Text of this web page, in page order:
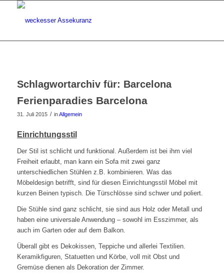
Schlagwortarchiv für: Barcelona
Ferienparadies Barcelona
31. Juli 2015 / inAllgemein
Einrichtungsstil
Der Stil ist schlicht und funktional. Außerdem ist bei ihm viel
Freiheit erlaubt, man kann ein Sofa mit zwei ganz
unterschiedlichen Stühlen z.B. kombinieren. Was das
Möbeldesign betrifft, sind für diesen Einrichtungsstil Möbel mit
kurzen Beinen typisch. Die Türschlösse sind schwer und poliert.
Die Stühle sind ganz schlicht, sie sind aus Holz oder Metall und
haben eine universale Anwendung – sowohl im Esszimmer, als
auch im Garten oder auf dem Balkon.
Überall gibt es Dekokissen, Teppiche und allerlei Textilien.
Keramikfiguren, Statuetten und Körbe, voll mit Obst und
Gremüse dienen als Dekoration der Zimmer.